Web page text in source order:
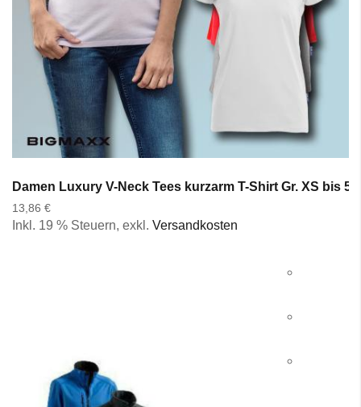
Damen Luxury V-Neck Tees kurzarm T-Shirt Gr. XS bis
13,86 €
Inkl. 19 % Steuern, exkl. Versandkosten